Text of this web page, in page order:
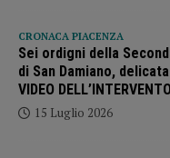
CRONACA PIACENZA
Sei ordigni della
di San Damiano,
VIDEO
15 Luglio 2026